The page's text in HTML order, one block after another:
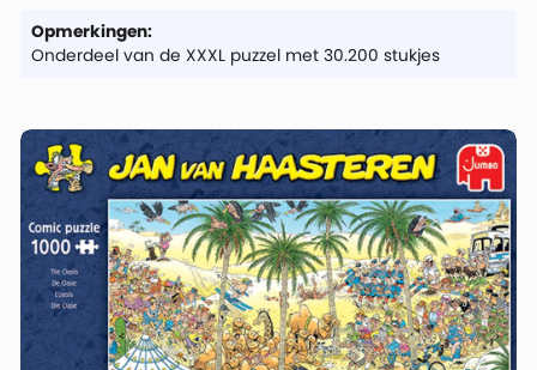
Opmerkingen:
Onderdeel van de XXXL puzzel met 30.200 stukjes